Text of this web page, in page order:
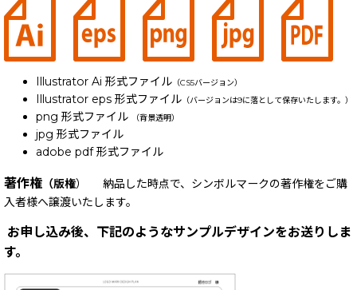
Illustrator Ai 形式ファイル （CS5バージョン）
Illustrator eps 形式ファイル （バージョンは9に落として保存いたします。）
png 形式ファイル （背景透明）
jpg 形式ファイル
adobe pdf 形式ファイル
著作権 （版権） 納品した時点で、シンボルマークの著作権をご購
入者様へ譲渡いたします。
お申し込み後、下記のようなサンプルデザインをお送りしま
す。